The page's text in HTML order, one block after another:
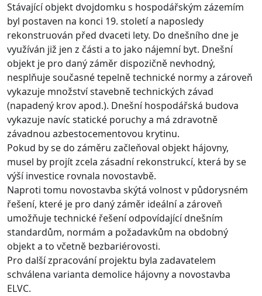
Stávající objekt dvojdomku s hospodářským zázemím
byl postaven na konci 19. století a naposledy
rekonstruován před dvaceti lety. Do dnešního dne je
využíván již jen z části a to jako nájemní byt. Dnešní
objekt je pro daný záměr dispozičně nevhodný,
nesplňuje současné tepelně technické normy a zároveň
vykazuje množství stavebně technických závad
(napadený krov apod.). Dnešní hospodářská budova
vykazuje navíc statické poruchy a má zdravotně
závadnou azbestocementovou krytinu.
Pokud by se do záměru začleňoval objekt hájovny,
musel by projít zcela zásadní rekonstrukcí, která by se
výší investice rovnala novostavbě.
Naproti tomu novostavba skýtá volnost v půdorysném
řešení, které je pro daný záměr ideální a zároveň
umožňuje technické řešení odpovídající dnešním
standardům, normám a požadavkům na obdobný
objekt a to včetně bezbariérovosti.
Pro další zpracování projektu byla zadavatelem
schválena varianta demolice hájovny a novostavba
ELVC.